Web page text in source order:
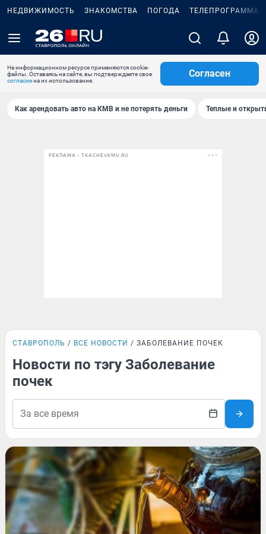
НЕДВИЖИМОСТЬ ЗНАКОМСТВА ПОГОДА ТЕЛЕПРОГРАММА
На информационном ресурсе применяются cookie-
файлы. Оставаясь на сайте, вы подтверждаете свое
согласиена их использование.
Согласен
Как арендовать авто на КМВ и не потерять деньги Теплые и
РЕКЛАМА • TKACHEVKMV.RU
СТАВРОПОЛЬ ВСЕ НОВОСТИ ЗАБОЛЕВАНИЕ ПОЧЕК
Новости по тэгу Заболевание
почек